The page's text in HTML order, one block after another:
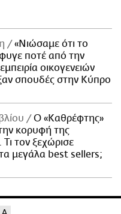
«Νιώσαμε ότι το
ποτέ από την
οικογενειών
σπουδές στην Κύπρο
Ο «Καθρέφτης»
κορυφή της
τον ξεχώρισε
μεγάλα best sellers;